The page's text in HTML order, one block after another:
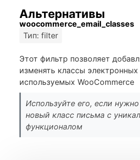
Альтернативы
woocommerce_email_classes
Тип: filter
Этот фильтр позволяет
изменять классы
используемых WooCommerce
Используйте его, если
новый класс письма с
функционалом